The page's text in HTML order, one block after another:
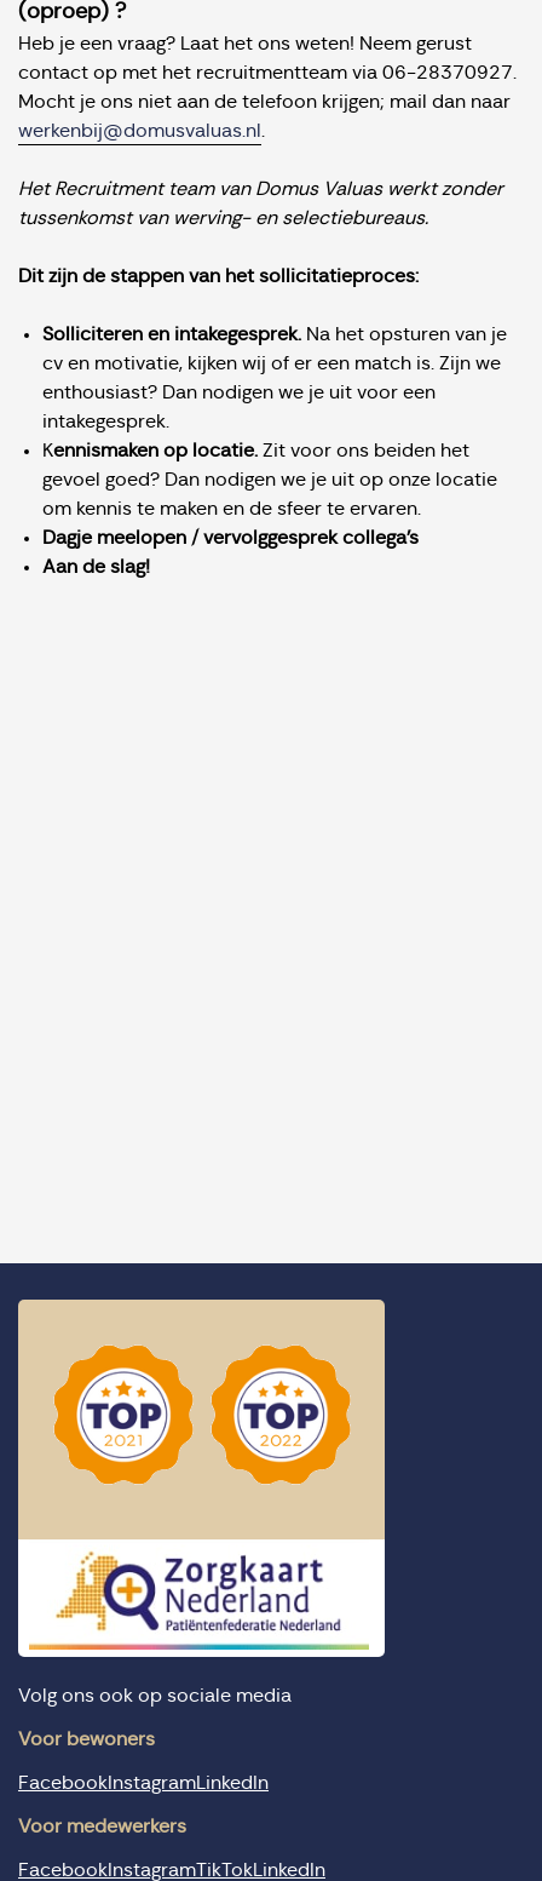
(oproep) ?
Heb je een vraag? Laat het ons weten! Neem gerust
contact op met het recruitmentteam via 06-28370927.
Mocht je ons niet aan de telefoon krijgen; mail dan naar
werkenbij@domusvaluas.n
Het Recruitment team van Domus Valuas werkt zonder
tussenkomst van werving- en selectiebureaus.
Dit zijn de stappen van het sollicitatieproces:
Solliciteren en intakegesprek. Na het opsturen van je
cv en motivatie, kijken wij of er een match is. Zijn we
enthousiast? Dan nodigen we je uit voor een
intakegesprek.
Kennismaken op locatie. Zit voor ons beiden het
gevoel goed? Dan nodigen we je uit op onze locatie
om kennis te maken en de sfeer te ervaren.
Dagje meelopen / vervolggesprek collega's
Aan de slag!
Volg ons ook op sociale media
Voor bewoners
Facebook Instagram LinkedIn
Voor medewerkers
Facebook InstagramTikTok LinkedIn